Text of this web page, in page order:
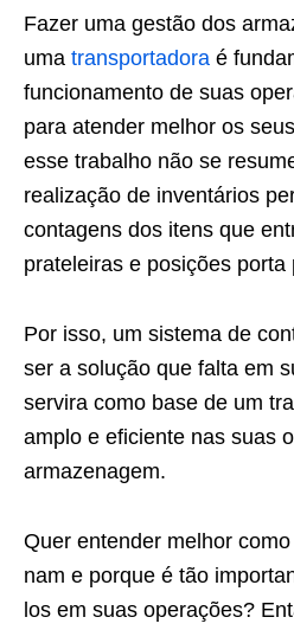
Fazer uma gestão dos
uma transportadora é
funcionamento de suas
para atender melhor os
esse trabalho não se
realização de inventários
contagens dos itens que
prateleiras e posições porta
Por isso, um sistema de
ser a solução que falta em
servira como base de um
amplo e eficiente nas suas
armazenagem.
Quer entender melhor
nam e porque é tão
los em suas operações?